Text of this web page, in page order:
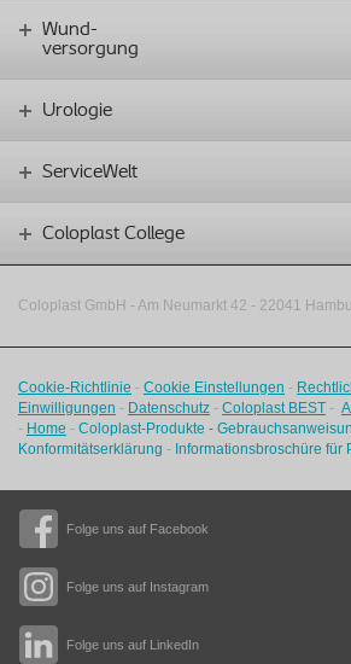
Folge uns auf Facebook
Folge uns auf Instagram
Folge uns auf LinkedIn
Wund-
versorgung
Urologie
ServiceWelt
Coloplast College
Coloplast GmbH - Am Neumarkt 42 ‑ 22041
Cookie-Richtlinie - Cookie Einstellungen -
Einwilligungen - Datenschutz - Coloplast BEST -
- Home - Coloplast-Produkte -
Konformitätserklärung - Informationsbroschüre für